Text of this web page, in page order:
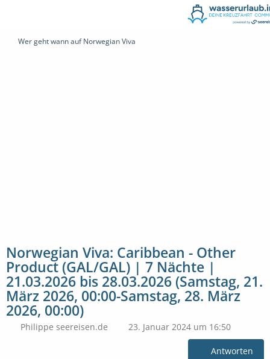
Wer geht wann auf Norwegian Viva
Norwegian Viva: Caribbean - Other
Product (GAL/GAL) | 7 Nächte |
21.03.2026 bis 28.03.2026 (Samstag, 21.
März 2026, 00:00-Samstag, 28. März
2026, 00:00)
Philippe seereisen.de 23. Januar 2024 um 16:50
Antworten